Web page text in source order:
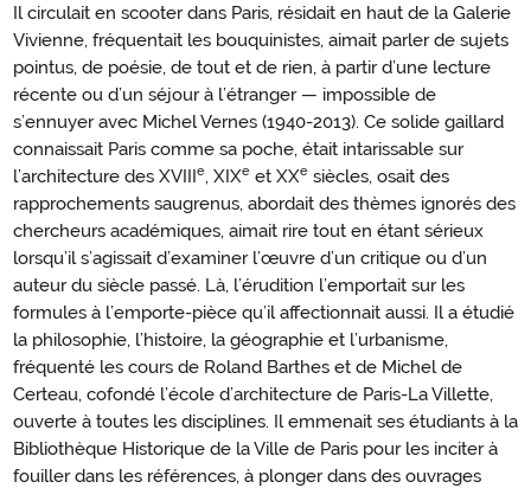
Introduction
Il circulait en scooter dans Paris, résidait en haut de la Galerie
Vivienne, fréquentait les bouquinistes, aimait parler de sujets
pointus, de poésie, de tout et de rien, à partir d’une lecture
récente ou d’un séjour à l’étranger — impossible de
s’ennuyer avec Michel Vernes (1940-2013). Ce solide gaillard
connaissait Paris comme sa poche, était intarissable sur
l’architecture des XVIIIe, XIXe et XXe siècles, osait des
rapprochements saugrenus, abordait des thèmes ignorés des
chercheurs académiques, aimait rire tout en étant sérieux
lorsqu’il s’agissait d’examiner l’œuvre d’un critique ou d’un
auteur du siècle passé. Là, l’érudition l’emportait sur les
formules à l’emporte-pièce qu’il affectionnait aussi. Il a étudié
la philosophie, l’histoire, la géographie et l’urbanisme,
fréquenté les cours de Roland Barthes et de Michel de
Certeau, cofondé l’école d’architecture de Paris-La Villette,
ouverte à toutes les disciplines. Il emmenait ses étudiants à la
Bibliothèque Historique de la Ville de Paris pour les inciter à
fouiller dans les références, à plonger dans des ouvrages